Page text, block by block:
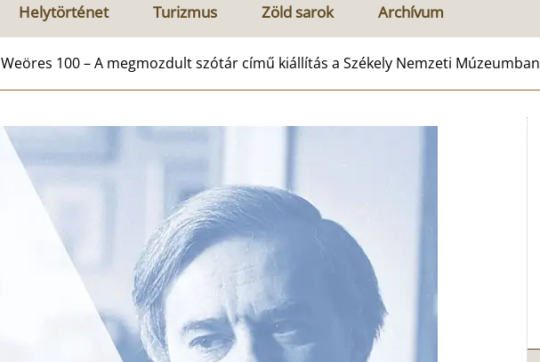
Helytörténet Turizmus Zöld sarok Archívum
Weöres 100 – A megmozdult szótár című kiállítás a Székely Nemzeti Múzeumban